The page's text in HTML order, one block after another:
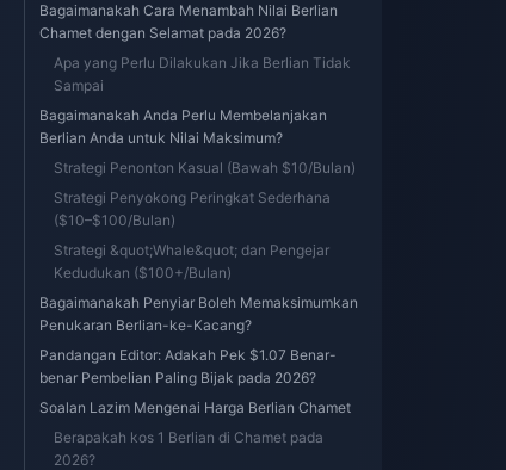
Bagaimanakah Cara Menambah Nilai Berlian
Chamet dengan Selamat pada 2026?
Apa yang Perlu Dilakukan Jika Berlian Tidak
Sampai
Bagaimanakah Anda Perlu Membelanjakan
Berlian Anda untuk Nilai Maksimum?
Strategi Penonton Kasual (Bawah $10/Bulan)
Strategi Penyokong Peringkat Sederhana
($10–$100/Bulan)
Strategi &quot;Whale&quot; dan Pengejar
Kedudukan ($100+/Bulan)
Bagaimanakah Penyiar Boleh Memaksimumkan
Penukaran Berlian-ke-Kacang?
Pandangan Editor: Adakah Pek $1.07 Benar-
benar Pembelian Paling Bijak pada 2026?
Soalan Lazim Mengenai Harga Berlian Chamet
Berapakah kos 1 Berlian di Chamet pada
2026?